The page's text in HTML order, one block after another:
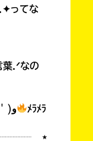
ってな
葉.ᐟなの
(わーーーーーーーーーー！)٩( 'ω' )و
ﾒﾗﾒﾗ
⋆